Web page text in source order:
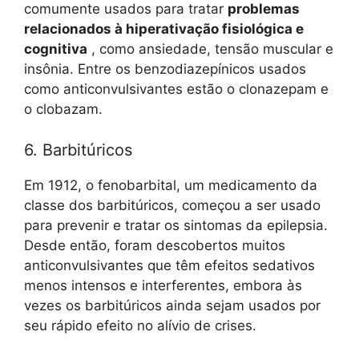
comumente usados ​​para tratar problemas
relacionados à hiperativação fisiológica e
cognitiva , como ansiedade, tensão muscular e
insônia. Entre os benzodiazepínicos usados ​​
como anticonvulsivantes estão o clonazepam e
o clobazam.
6. Barbitúricos
Em 1912, o fenobarbital, um medicamento da
classe dos barbitúricos, começou a ser usado
para prevenir e tratar os sintomas da epilepsia.
Desde então, foram descobertos muitos
anticonvulsivantes que têm efeitos sedativos
menos intensos e interferentes, embora às
vezes os barbitúricos ainda sejam usados ​​por
seu rápido efeito no alívio de crises.